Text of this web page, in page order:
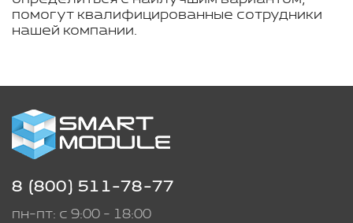
помогут квалифицированные сотрудники
нашей компании.
8 (800) 511-78-77
пн-пт: с 9:00 - 18:00